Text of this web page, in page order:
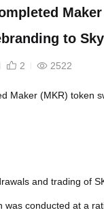
to
2 2522
Maker (MKR) token
and trading of
was conducted at a